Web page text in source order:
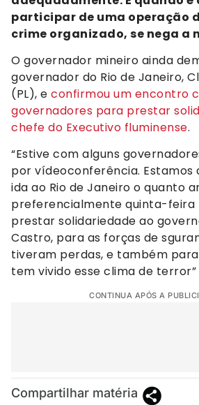
participar de uma operação
crime organizado, se nega a
O governador mineiro ainda
governador do Rio de Janeiro,
(PL), e confirmou um encontro
governadores para prestar
chefe do Executivo fluminense.
“Estive com alguns
por vídeoconferência. Estamos
ida ao Rio de Janeiro o quanto
preferencialmente quinta-feira
prestar solidariedade ao
Castro, para as forças de
tiveram perdas, e também
tem vivido esse clima de terror”
CONTINUA APÓS A
Compartilhar matéria